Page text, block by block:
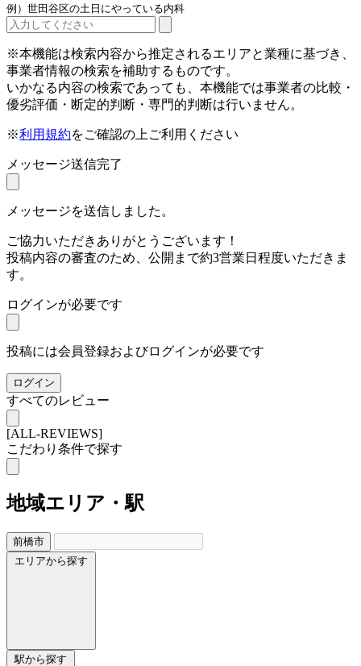
例）世田谷区の土日にやっている内科
※本機能は検索内容から推定されるエリアと業種に基づき、
事業者情報の検索を補助するものです。
いかなる内容の検索であっても、本機能では事業者の比較・
優劣評価・断定的判断・専門的判断は行いません。
※利用規約をご確認の上ご利用ください
メッセージ送信完了
メッセージを送信しました。
ご協力いただきありがとうございます！
投稿内容の審査のため、公開まで約3営業日程度いただきま
す。
ログインが必要です
投稿には会員登録およびログインが必要です
ログイン
すべてのレビュー
[ALL-REVIEWS]
こだわり条件で探す
地域エリア・駅
前橋市
エリアから探す
駅から探す